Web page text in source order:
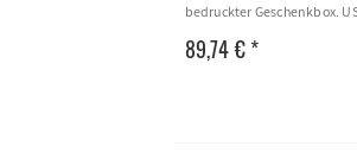
bedruckter Geschenkbox.
89,74 € *